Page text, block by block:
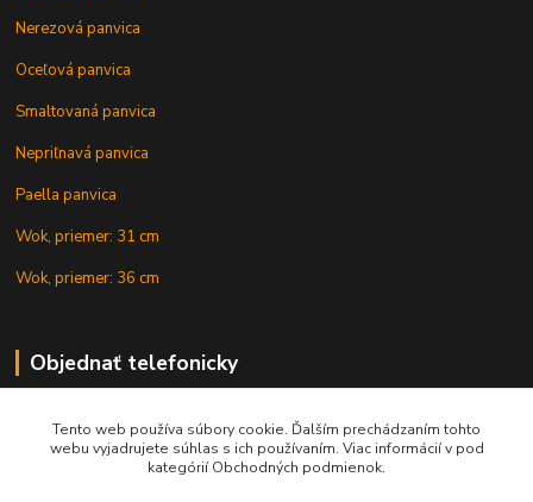
Nerezová panvica
Oceľová panvica
Smaltovaná panvica
Nepriľnavá panvica
Paella panvica
Wok, priemer: 31 cm
Wok, priemer: 36 cm
Objednať telefonicky
+421 902 212 007
Tento web používa súbory cookie. Ďalším prechádzaním tohto
webu vyjadrujete súhlas s ich používaním. Viac informácií v pod
kategórií Obchodných podmienok.